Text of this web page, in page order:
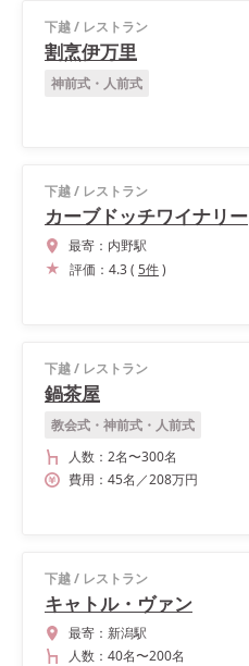
下越/ レストラン
割烹伊万里
神前式・人前式
下越/ レストラン
カーブドッチワイナリー
最寄： 内野駅
評価： 4.3( 5件)
下越/ レストラン
鍋茶屋
教会式・神前式・人前式
人数： 2名〜300名
費用： 45名 ／208万円
下越/ レストラン
キャトル・ヴァン
最寄： 新潟駅
人数： 40名〜200名